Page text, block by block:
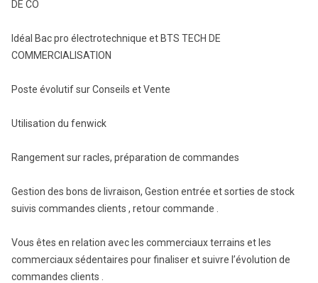
DE CO
Idéal Bac pro électrotechnique et BTS TECH DE
COMMERCIALISATION
Poste évolutif sur Conseils et Vente
Utilisation du fenwick
Rangement sur racles, préparation de commandes
Gestion des bons de livraison, Gestion entrée et sorties de stock
suivis commandes clients , retour commande .
Vous êtes en relation avec les commerciaux terrains et les
commerciaux sédentaires pour finaliser et suivre l’évolution de
commandes clients .